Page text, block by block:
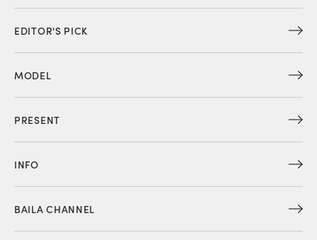
EDITOR'S PICK
MODEL
PRESENT
INFO
BAILA CHANNEL